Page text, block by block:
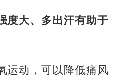
度大、多出汗有助于
运动，可以降低痛风